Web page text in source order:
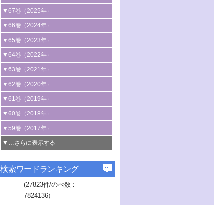
1号 過酸化水素合成に関する研究動向
2号 コンピューター技術により加速する
触媒開発
3号 有機分子変換やCO 資源化のための
光触媒に関する最近の研究
B号 第137回触媒討論会（2026年）
▼67巻（2025年）
1号 CO
水素化によるグリーン燃料/グリ
ーンケミカル製造
2号 水素製造のための水分解技術に関す
る最近の研究
3号 オレフィン系樹脂の精密合成に関す
る最新技術
4号 アルコール類の効率的変換を実現す
る非貴金属触媒の研究動向
5号 ゼオライトの合成と応用における研
究動向
6号 ヘテロ接合界面
B号 第135回触媒討論会（2025年）
▼66巻（2024年）
1号 低次元ナノ構造を有する触媒材料
2号 規制反応場を活用した固体触媒研究
の新展開
3号 未踏分子変換を目指した酸化触媒プ
ロセスの最前線
4号 シンクロトロン放射光および中性子
線を利用した触媒解析技術の最先端
5号 単原子触媒
6号 参照触媒委員会からのお知らせ
B号 第133回触媒討論会（2023年）
▼65巻（2023年）
1号 炭素が関わる触媒機能
2号 プラスチックケミカルリサイクルの
ための触媒技術
3号 非酸化物系金属化合物を基盤とした
触媒材料の開発
4号 格子酸素・格子酸素欠陥を利用した
触媒反応
5号 生体触媒によるエネルギー変換反応
6号 窒素とリンの循環のための触媒・機
能性材料
▼64巻（2022年）
1号 合成ガス製造とCOを用いるケミカル
ズ合成の最新動向
2号 化学品合成のための合金触媒開発
3号 CO の排出削減および有効活用のた
めの触媒技術
4号 若手による情報発信企画～とびたて
若き触媒の研究者たち～（1）
若き触媒の研究者たち～（2）
6号 石油のノーブル・ユースを志向した
触媒技術
▼63巻（2021年）
1号 金触媒の新展開
2号 ペロブスカイト
3号 特殊反応場を利用した触媒的分子変
換反応
4号 多孔質材料を用いた触媒の新展開
5号 情報学的手法を用いた触媒開発
6号 カーボンニュートラルに向けた電解
技術
B号 第127回触媒討論会（2021年・オン
ライン開催(Zoom)のみ）
▼62巻（2020年）
1号 触媒設計を拓く欠陥構造のキャラク
タリゼーション
2号 機能化学品製造に資するクリーンな
触媒的酸化反応
3号 水処理のための触媒化学
4号 光触媒を用いた水分解の最新の研究
動向
5号 次世代の触媒プロセスを支えるマイ
▼61巻（2019年）
1号 物質移動制御に着目した触媒プロセ
ス開発
2号 CO2 フリー水素サプライチェーンに
関わる触媒開発動向
3号 精密高分子合成に関する最近の研究
動向
4号 バイオマス化成品製造のための触媒
▼60巻（2018年）
1号 固体酸触媒の最新の研究動向
2号 二酸化炭素からの有用化学品合成
3号 ナノ粒子・クラスター触媒の最前線
4号 60周年記念企画
5号 進化するゼオライト合成技術
6号 非貴金属系触媒における電気化学的
▼59巻（2017年）
1号 いたるところに，触媒
最先端技術
3号 無機分離膜材料の開発と触媒反応プ
ロセスへの適用
▼…さらに表示する
1号 ユニークな構造の高分子を生み出す触
2号 リグニンからの化成品製造に向けた触
▼57巻（2015年）
1号 水素キャリアにかかわる触媒技術の新
▼56巻（2014年）
検索ワードランキング
(27823件/のべ数：
7824136）